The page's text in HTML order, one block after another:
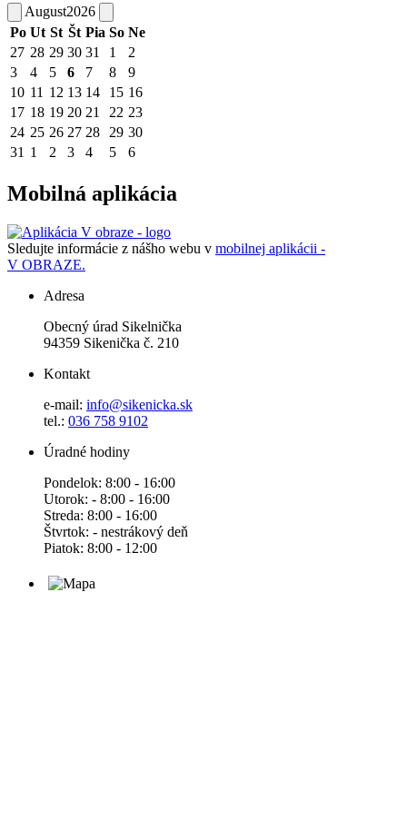
August2026
Po Ut St Št Pia So Ne
27 28 29 30 31 1
2
3
4 5 6 7 8
9
10 11 12 13 14 15 16
17 18 19 20 21 22 23
24 25 26 27 28 29 30
31 1 2 3 4 5 6
Mobilná aplikácia
Sledujte informácie z nášho webu v mobilnej aplikácii -
V OBRAZE.
Adresa
Obecný úrad Sikelnička
94359 Sikenička č. 210
Kontakt
e-mail: info@sikenicka.sk
tel.: 036 758 9102
Úradné hodiny
Pondelok: 8:00 - 16:00
Utorok: - 8:00 - 16:00
Streda: 8:00 - 16:00
Štvrtok: - nestrákový deň
Piatok: 8:00 - 12:00